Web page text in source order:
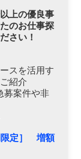
上の優良事
のお仕事探
さい！
スを活用す
紹介
募案件や非
限定］ 増額